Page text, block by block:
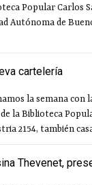
Popular Carlos
Autónoma de
cartelería
la semana con
la Biblioteca
2154, también casa
Thevenet,